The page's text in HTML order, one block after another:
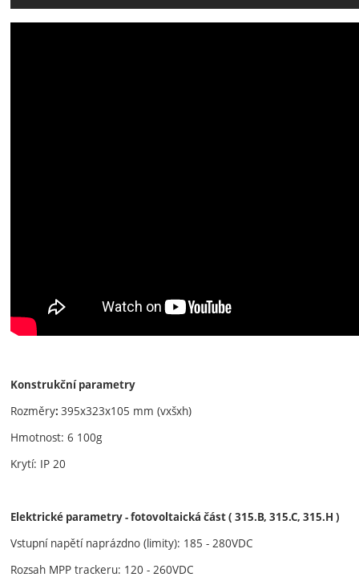
Konstrukční parametry
Rozměry:395x323x105 mm (vxšxh)
Hmotnost: 6 100g
Krytí: IP 20
Elektrické parametry - fotovoltaická část ( 315.B, 315.C, 315.H )
Vstupní napětí naprázdno (limity): 185 - 280VDC
Rozsah MPP trackeru: 120 - 260VDC